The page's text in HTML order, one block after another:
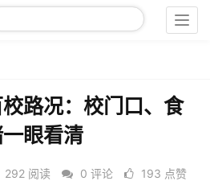
路况：校门口、食
眼看清
292 阅读 0 评论 193 点赞